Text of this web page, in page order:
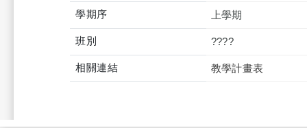
學期序 上學期
班別 ????
相關連結 教學計畫表